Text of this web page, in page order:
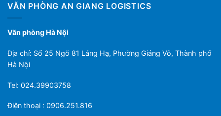
VĂN PHÒNG AN GIANG LOGISTICS
Văn phòng Hà Nội
Địa chỉ: Số 25 Ngõ 81 Láng Hạ, Phường Giảng Võ, Thành phố
Hà Nội
Tel: 024.39903758
Điện thoại : 0906.251.816